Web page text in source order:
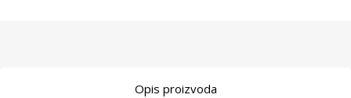
Opis proizvoda